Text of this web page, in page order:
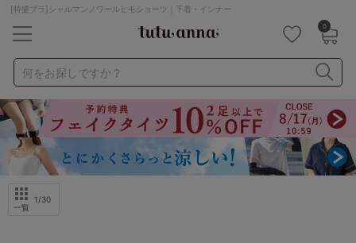
[特盛ブラ]シャルマンノワールヒモショーツ｜下着・インナー
0
何をお探しですか？
ナイトブラ ノンワイヤー 特盛ブラ
チューブトップ
折り畳み
パジャマ ストッキング
キャミソール
ルームウェア
一覧
1/30